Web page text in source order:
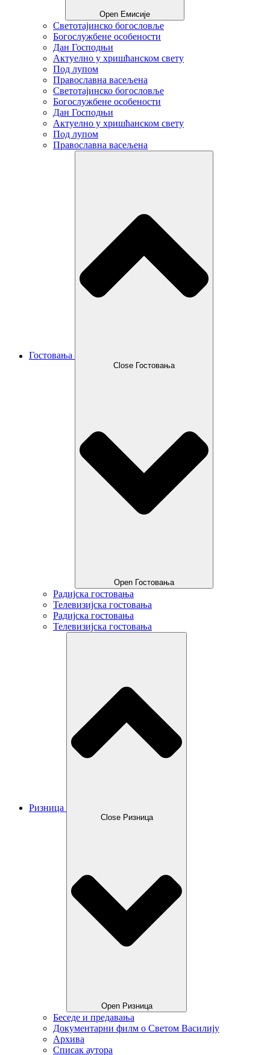
Open Емисије
Светотајинско богословље
Богослужбене особености
Дан Господњи
Актуелно у хришћанском свету
Под лупом
Православна васељена
Светотајинско богословље
Богослужбене особености
Дан Господњи
Актуелно у хришћанском свету
Под лупом
Православна васељена
Гостовања
Close Гостовања
Open Гостовања
Радијска гостовања
Телевизијска гостовања
Радијска гостовања
Телевизијска гостовања
Ризница
Close Ризница
Open Ризница
Беседе и предавања
Документарни филм о Светом Василију
Архива
Списак аутора